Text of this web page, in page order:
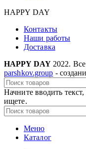
HAPPY DAY
Контакты
Наши работы
Доставка
HAPPY DAY 2022.
parshkov.group -
Начните вводить
ищете.
Меню
Каталог